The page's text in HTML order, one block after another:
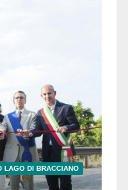
LAGO DI BRACCIANO